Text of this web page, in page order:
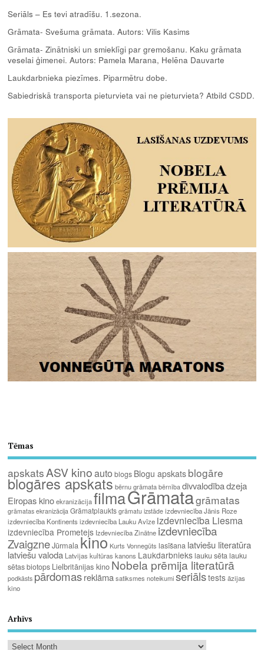
Seriāls – Es tevi atradīšu. 1.sezona.
Grāmata- Svešuma grāmata. Autors: Vilis Kasims
Grāmata- Zinātniski un smieklīgi par gremošanu. Kaku grāmata
veselai ģimenei. Autors: Pamela Marana, Helēna Dauvarte
Laukdarbnieka piezīmes. Piparmētru dobe.
Sabiedriskā transporta pieturvieta vai ne pieturvieta? Atbild CSDD.
Tēmas
apskats ASV kinoauto blogs Blogu apskats blogāre
blogāres apskats bērnu grāmata bērnība divvalodībadzeja
Eiropas kino ekranizācija filmaGrāmatagrāmatas
grāmatas ekranizācija Grāmatplaukts grāmatu izstāde izdevniecība Jānis Roze
izdevniecība Kontinents izdevniecība Lauku Avīze izdevniecība Liesma
izdevniecība Prometejs Izdevniecība Zinātne izdevniecība
ZvaigzneJūrmala kino Kurts Vonnegūts lasīšana latviešu literatūra
latviešu valoda Latvijas kultūras kanons Laukdarbniekslauku sētalauku
sētas biotops Lielbritānijas kino Nobela prēmija literatūrā
podkāsts pārdomasreklāma satiksmes noteikumi seriālstests āzijas
kino
Arhīvs